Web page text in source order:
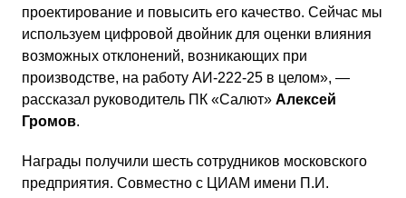
проектирование и повысить его качество. Сейчас мы
используем цифровой двойник для оценки влияния
возможных отклонений, возникающих при
производстве, на работу АИ-222-25 в целом», —
рассказал руководитель ПК «Салют» Алексей
Громов.
Награды получили шесть сотрудников московского
предприятия. Совместно с ЦИАМ имени П.И.